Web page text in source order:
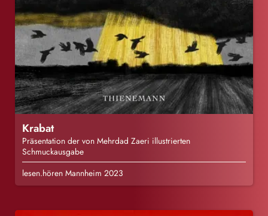
Krabat
Präsentation der von Mehrdad Zaeri illustrierten
Schmuckausgabe
lesen.hören Mannheim 2023